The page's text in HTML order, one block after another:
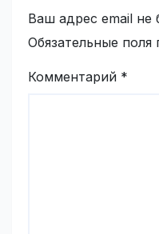
Ваш адрес email не
Обязательные
Комментарий *